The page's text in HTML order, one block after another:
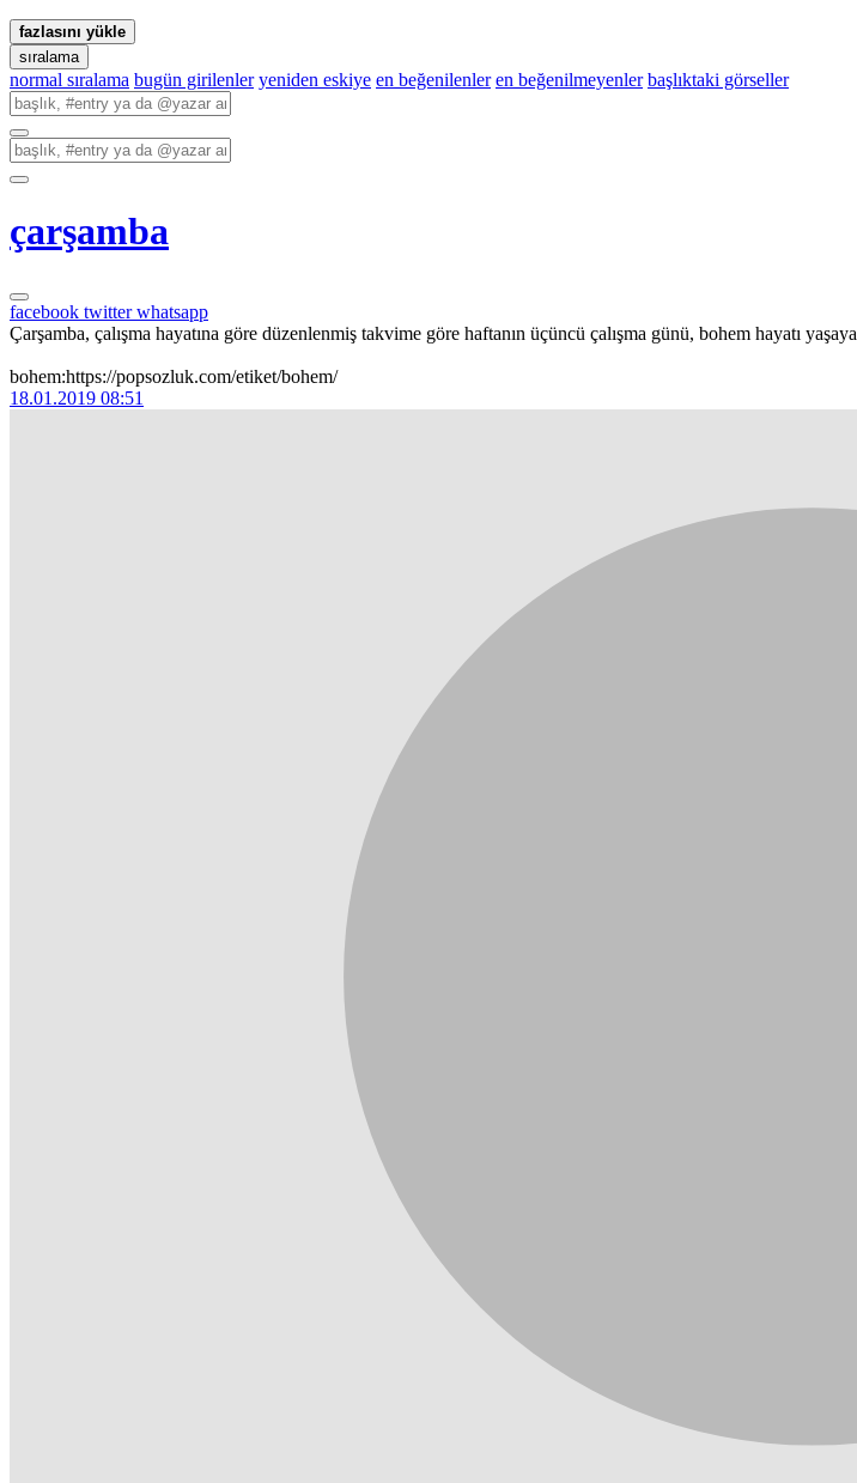
fazlasını yükle
sıralama
normal sıralama bugün girilenler yeniden eskiye en beğenilenler en beğenilmeyenler başlıktaki görseller
çarşamba
facebook twitterwhatsapp
Çarşamba, çalışma hayatına göre düzenlenmiş takvime göre haftanın üçüncü çalışma günü, bohem hayatı
bohem:https://popsozluk.com/etiket/bohem/
18.01.2019 08:51